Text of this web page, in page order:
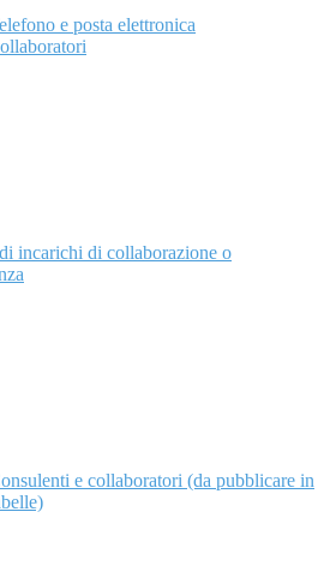
e posta elettronica
incarichi di collaborazione o
e collaboratori (da pubblicare in